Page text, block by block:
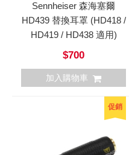
Sennheiser 森海塞爾
HD439 替換耳罩 (HD418 /
HD419 / HD438 適用)
$700
加入購物車
促銷